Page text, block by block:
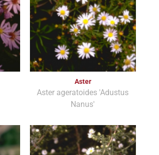
Aster
Aster ageratoides 'Adustus
Nanus'